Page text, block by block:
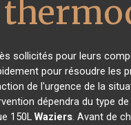
sollicités pour leurs
pour résoudre les
de l'urgence de la
dépendra du type
150L Waziers. Avant de